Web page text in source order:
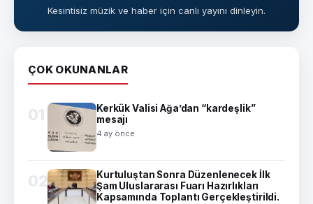
Kesintisiz müzik ve haber için canlı yayını dinleyin.
ÇOK OKUNANLAR
01
Kerkük Valisi Ağa’dan “kardeşlik”
mesajı
4 ay önce
02
Kurtuluştan Sonra Düzenlenecek İlk
Şam Uluslararası Fuarı Hazırlıkları
Kapsamında Toplantı Gerçekleştirildi.